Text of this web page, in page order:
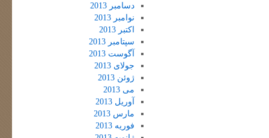
دسامبر 2013
نوامبر 2013
اکتبر 2013
سپتامبر 2013
آگوست 2013
جولای 2013
ژوئن 2013
می 2013
آوریل 2013
مارس 2013
فوریه 2013